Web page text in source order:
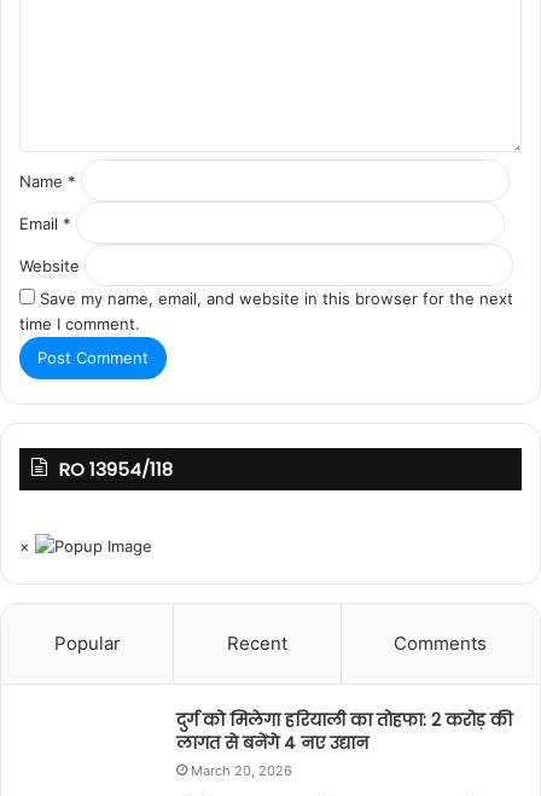
Name *
Email *
Website
Save my name, email, and website in this browser for the next
time I comment.
RO 13954/118
×
Popular Recent Comments
दुर्ग को मिलेगा हरियाली का तोहफा: 2 करोड़ की
लागत से बनेंगे 4 नए उद्यान
March 20, 2026